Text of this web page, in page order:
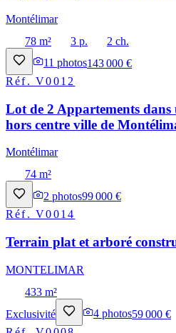
Montélimar
78 m²
3 p.
2 ch.
11 photos143 000 €
Réf.V0012
Lot de 2 Appartements
hors centre ville de
Montélimar
74 m²
2 photos99 000 €
Réf.V0014
Terrain plat et arboré
MONTELIMAR
433 m²
Exclusivité
4 photos59 000 €